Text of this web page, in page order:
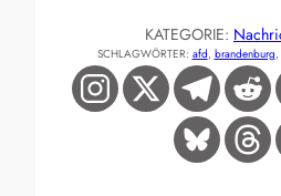
KATEGORIE:
SCHLAGWÖRTER: afd, brandenburg,